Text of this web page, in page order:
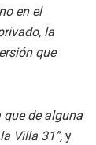
en el
la
que
que de alguna
Villa 31”, y